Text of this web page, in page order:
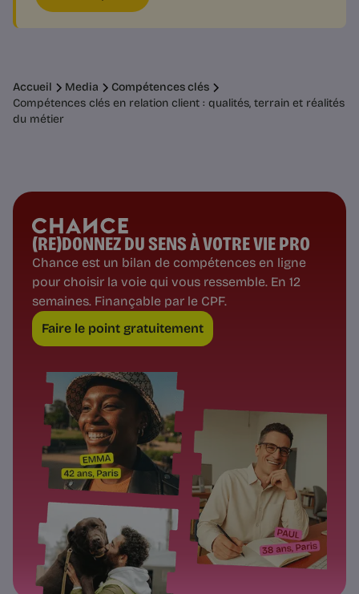
Accueil Media
Compétences clés
Compétences clés en relation client : qualités, terrain et réalités
du métier
(RE)DONNEZ DU SENS À VOTRE VIE PRO
Chance est un bilan de compétences en ligne
pour choisir la voie qui vous ressemble. En 12
semaines. Finançable par le CPF.
Faire le point gratuitement